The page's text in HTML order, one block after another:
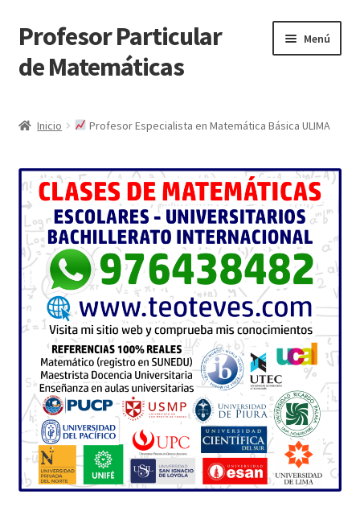
Ir
a
la
Ir
al
contenido
Profesor Particular
de Matemáticas
Menú
Inicio Profesor Especialista en Matemática Básica ULIMA